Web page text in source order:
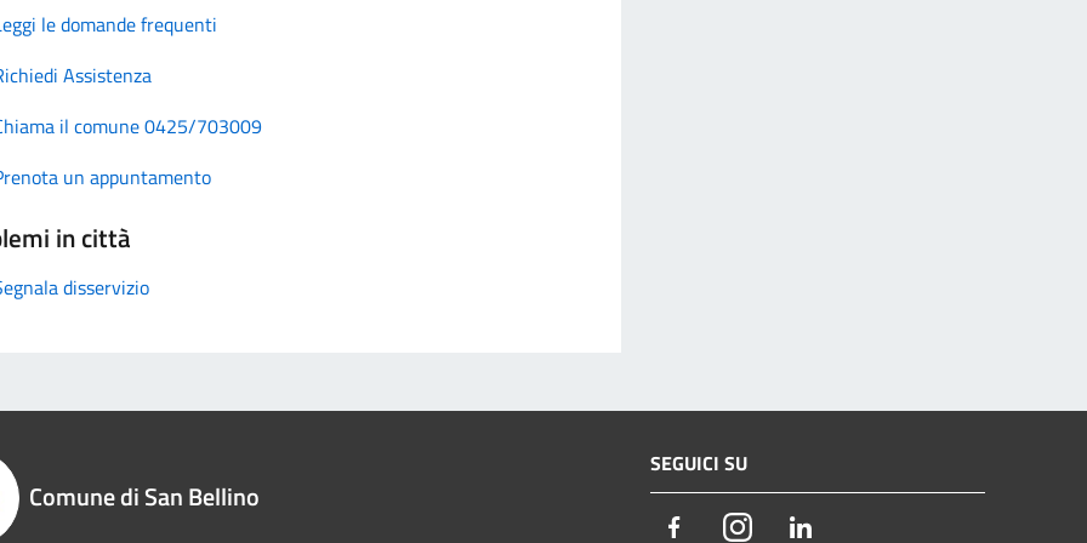
le domande frequenti
Assistenza
il comune 0425/703009
un appuntamento
in città
disservizio
Comune di San Bellino
SEGUICI SU
FacebookInstagram